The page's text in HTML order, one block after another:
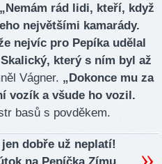
„Nemám rád lidi, kteří, když
největšími kamarády.
nejvíc pro Pepíka udělal
který s ním byl až
Vágner. „Dokonce mu za
vozík a všude ho vozil.
basů s povděkem.
dobře už neplatí!
na Pepíčka Zímu